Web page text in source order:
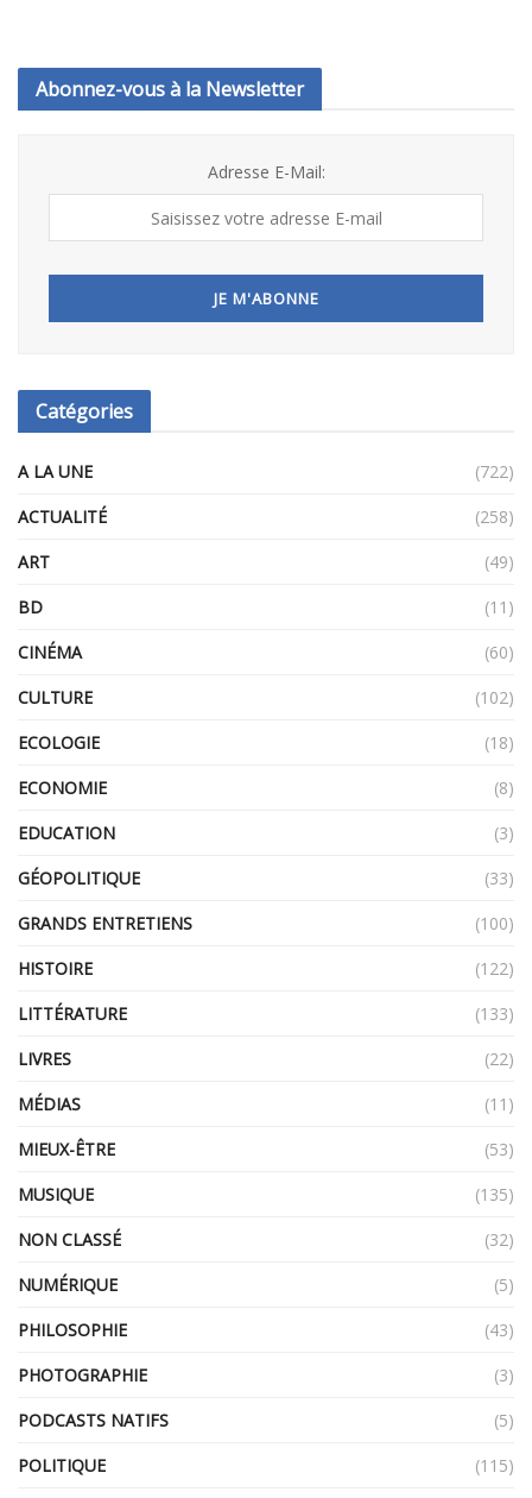
Abonnez-vous à la Newsletter
Adresse E-Mail:
Catégories
A LA UNE
(722)
ACTUALITÉ
(258)
ART
(49)
BD
(11)
CINÉMA
(60)
CULTURE
(102)
ECOLOGIE
(18)
ECONOMIE
(8)
EDUCATION
(3)
GÉOPOLITIQUE
(33)
GRANDS ENTRETIENS
(100)
HISTOIRE
(122)
LITTÉRATURE
(133)
LIVRES
(22)
MÉDIAS
(11)
MIEUX-ÊTRE
(53)
MUSIQUE
(135)
NON CLASSÉ
(32)
NUMÉRIQUE
(5)
PHILOSOPHIE
(43)
PHOTOGRAPHIE
(3)
PODCASTS NATIFS
(5)
POLITIQUE
(115)